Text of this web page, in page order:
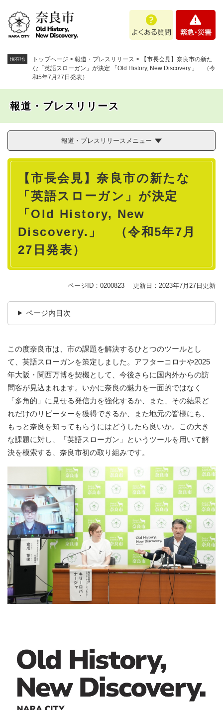
。
あ
問
・
現在地 トップページ > 報道・プレスリリース >
【市長会見】奈良市の新た
な「英語スローガン」が決定 「Old History, New Discovery.」 （令
和5年7月27日発表）
報道・プレスリリース
報道・プレスリリースメニュー
本
【市長会見】奈良市の新たな
「英語スローガン」が決定
「Old History, New
Discovery.」 （令和5年7月
27日発表）
ページID：0200823 更新日：2023年7月27日更新
ページ内目次
この度奈良市は、市の課題を解決するひとつのツールとし
て、英語スローガンを策定しました。アフターコロナや2025
年大阪・関西万博を契機として、今後さらに国内外からの訪
問客が見込まれます。いかに奈良の魅力を一面的ではなく
「多角的」に見せる発信力を強化するか、また、その結果ど
れだけのリピーターを獲得できるか、また地元の皆様にも、
もっと奈良を知ってもらうにはどうしたら良いか。この大き
な課題に対し、「英語スローガン」というツールを用いて解
決を模索する、奈良市初の取り組みです。